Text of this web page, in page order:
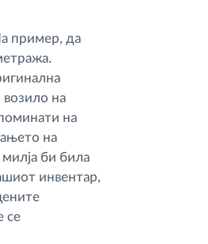
пример, да
на
на
на
би била
инвентар,
се